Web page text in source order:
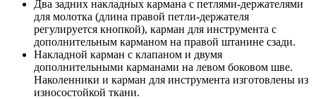
Два задних накладных кармана с петлями-держателями
для молотка (длина правой петли-держателя
регулируется кнопкой), карман для инструмента с
дополнительным карманом на правой штанине сзади.
Накладной карман с клапаном и двумя
дополнительными карманами на левом боковом шве.
Наколенники и карман для инструмента изготовлены из
износостойкой ткани.